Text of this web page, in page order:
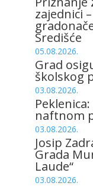
zajednici
Središće
05.08.2026.
Grad
školskog
03.08.2026.
naftnom
03.08.2026.
Josip
Grada
Laude“
03.08.2026.